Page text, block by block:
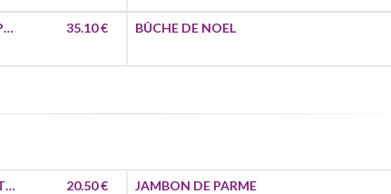
MAGRET DE CANARD ET SAUCE PORTO 35.10 € BÛCHE DE NOEL
CARPACCIO DE BOEUF, ROQUETTE ET PARMESAN 20.50 € JAMBON DE PARME